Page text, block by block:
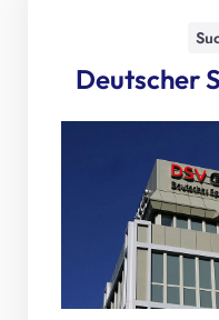
Deutscher